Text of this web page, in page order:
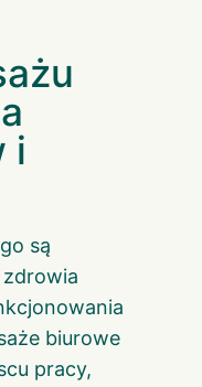
i
są
biurowe
pracy,